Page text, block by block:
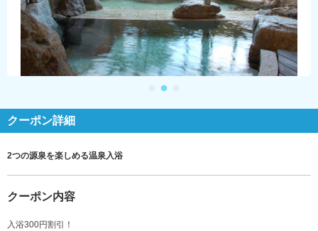
クーポン詳細
2つの源泉を楽しめる温泉入浴
クーポン内容
入浴300円割引！